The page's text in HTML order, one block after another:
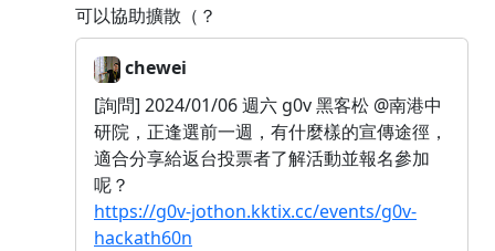
可以協助擴散（？
chewei
[詢問] 2024/01/06 週六 g0v 黑客松 @南港中
研院，正逢選前一週，有什麼樣的宣傳途徑，
適合分享給返台投票者了解活動並報名參加
呢？
https://g0v-jothon.kktix.cc/events/g0v-
hackath60n